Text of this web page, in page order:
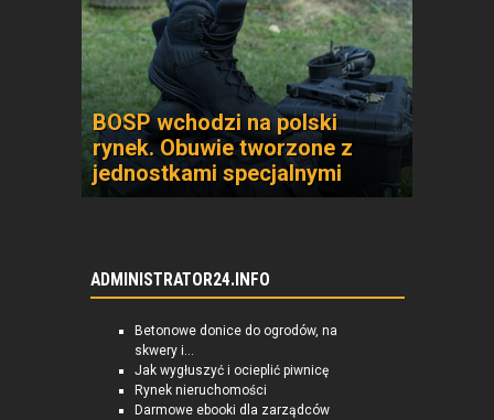
BOSP wchodzi na polski
rynek. Obuwie tworzone z
jednostkami specjalnymi
ADMINISTRATOR24.INFO
Betonowe donice do ogrodów, na
skwery i...
Jak wygłuszyć i ocieplić piwnicę
Rynek nieruchomości
Darmowe ebooki dla zarządców